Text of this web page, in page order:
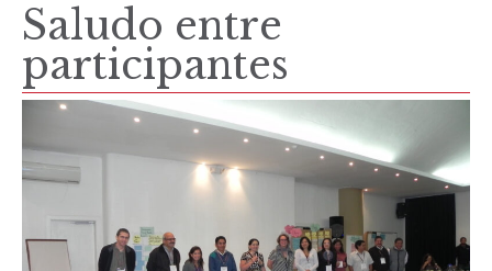
Saludo entre
participantes